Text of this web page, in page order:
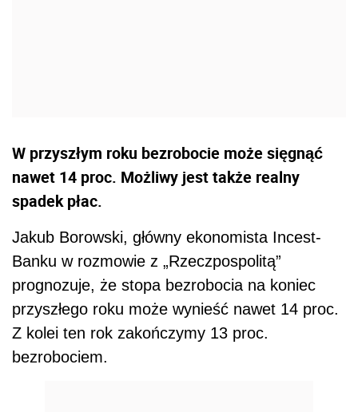
W przyszłym roku bezrobocie może sięgnąć
nawet 14 proc. Możliwy jest także realny
spadek płac.
Jakub Borowski, główny ekonomista Incest-
Banku w rozmowie z „Rzeczpospolitą”
prognozuje, że stopa bezrobocia na koniec
przyszłego roku może wynieść nawet 14 proc.
Z kolei ten rok zakończymy 13 proc.
bezrobociem.